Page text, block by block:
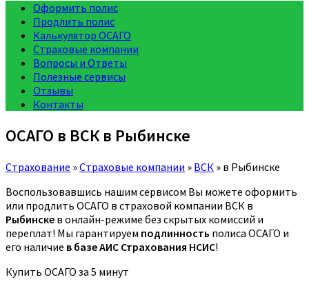
Оформить полис
Продлить полис
Калькулятор ОСАГО
Страховые компании
Вопросы и Ответы
Полезные сервисы
Отзывы
Контакты
ОСАГО в ВСК в Рыбинске
Страхование »Страховые компании » ВСК » в Рыбинске
Воспользовавшись нашим сервисом Вы можете оформить
или продлить ОСАГО в страховой компании ВСК в
Рыбинске в онлайн-режиме без скрытых комиссий и
переплат! Мы гарантируем подлинность полиса ОСАГО и
его наличие в базе АИС Страхования НСИС!
Купить ОСАГО за 5 минут